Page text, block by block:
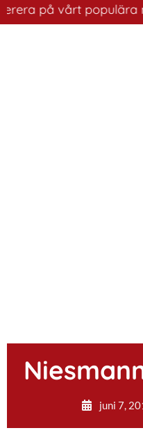
populära
juni 7,